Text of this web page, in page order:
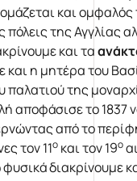
και ομφαλός
της Αγγλίας
και τα
η μητέρα του
της
αποφάσισε το 1837
από το
τον 11οκαι τον 19ο
διακρίνουμε